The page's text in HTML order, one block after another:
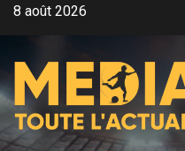
Aller8 août 2026